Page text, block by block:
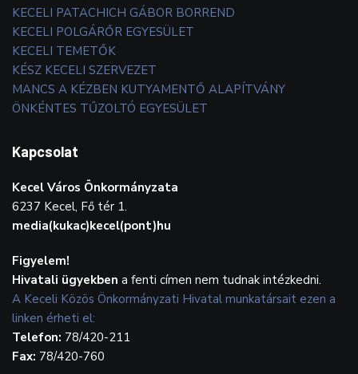
KECELI PATACHICH GÁBOR BORREND
KECELI POLGÁRŐR EGYESÜLET
KECELI TEMETŐK
KÉSZ KECELI SZERVEZET
MANCS A KÉZBEN KUTYAMENTŐ ALAPÍTVÁNY
ÖNKÉNTES TŰZOLTÓ EGYESÜLET
Kapcsolat
Kecel Város Önkormányzata
6237 Kecel, Fő tér 1.
media(kukac)kecel(pont)hu
Figyelem!
Hivatali ügyekben a fenti címen nem tudnak intézkedni.
A Keceli Közös Önkormányzati Hivatal munkatársait ezen a
linken érheti el:
Telefon: 78/420-211
Fax: 78/420-760